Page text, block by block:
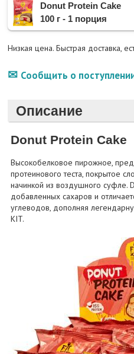
Donut Protein Cake
100 г - 1 порция
Низкая цена. Быстрая доставка,
Сообщить о
Описание
Donut Protein Cake
Высокобелковое пирожное,
протеинового теста, покрытое
начинкой из воздушного суфле.
добавленных сахаров и
углеводов, дополняя
KIT.